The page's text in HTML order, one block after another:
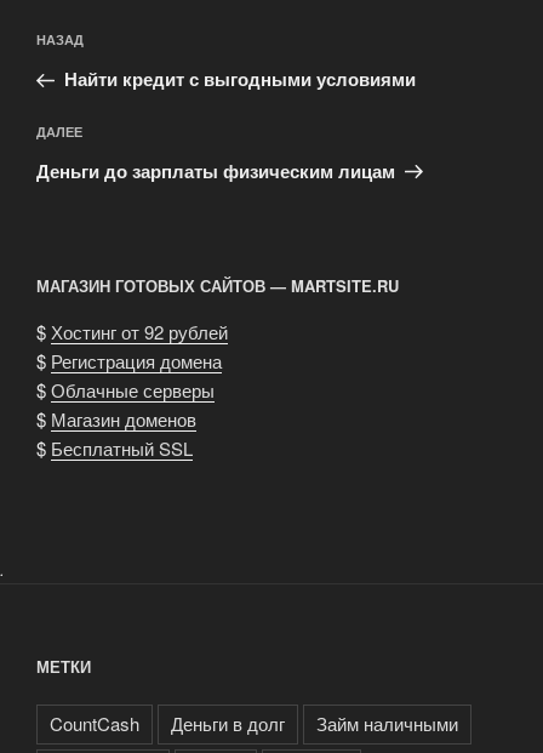
по
записям
Предыдущая
запись:
НАЗАД
Найти кредит с выгодными условиями
Следующая
запись
ДАЛЕЕ
Деньги до зарплаты физическим лицам
МАГАЗИН ГОТОВЫХ САЙТОВ — MARTSITE.RU
$Хостинг от 92 рублей
$ Регистрация домена
$Облачные серверы
$ Магазин доменов
$ Бесплатный SSL
.
МЕТКИ
CountCash Деньги в долг
Займ наличными